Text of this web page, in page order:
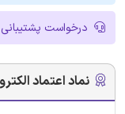
درخواست پشتیبانی
نماد اعتماد